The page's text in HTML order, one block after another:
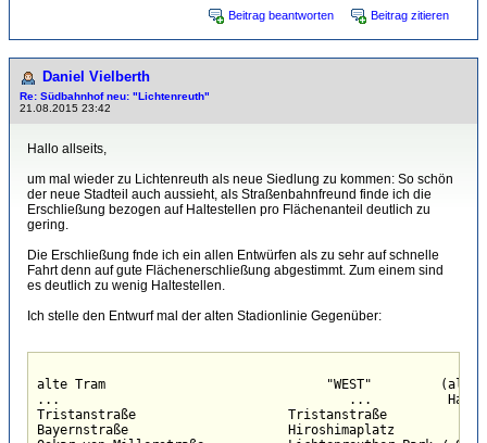
Beitrag beantworten Beitrag zitieren
Daniel Vielberth
Re: Südbahnhof neu: "Lichtenreuth"
21.08.2015 23:42
Hallo allseits,
um mal wieder zu Lichtenreuth als neue Siedlung zu kommen: So schön
der neue Stadteil auch aussieht, als Straßenbahnfreund finde ich die
Erschließung bezogen auf Haltestellen pro Flächenanteil deutlich zu
gering.
Die Erschließung fnde ich ein allen Entwürfen als zu sehr auf schnelle
Fahrt denn auf gute Flächenerschließung abgestimmt. Zum einem sind
es deutlich zu wenig Haltestellen.
Ich stelle den Entwurf mal der alten Stadionlinie Gegenüber:
alte Tram                             "WEST"
...                                      ...
Tristanstraße                    Tristanstraße
Bayernstraße                     Hiroshimaplatz